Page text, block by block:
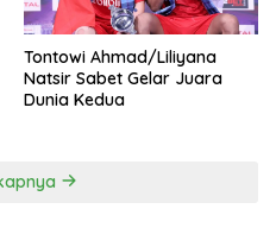
Tontowi Ahmad/Liliyana
Natsir Sabet Gelar Juara
Dunia Kedua